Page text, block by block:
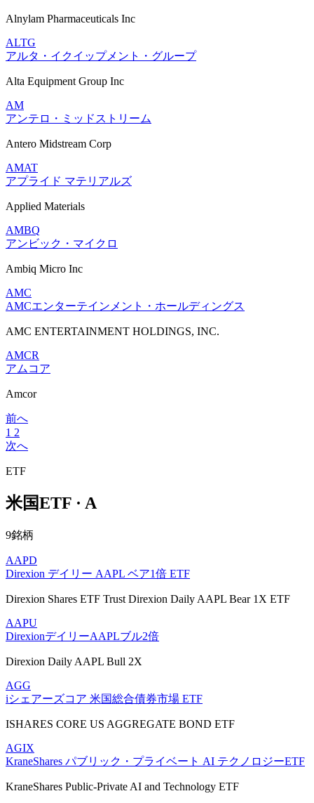
Alnylam Pharmaceuticals Inc
ALTG
アルタ・イクイップメント・グループ
Alta Equipment Group Inc
AM
アンテロ・ミッドストリーム
Antero Midstream Corp
AMAT
アプライド マテリアルズ
Applied Materials
AMBQ
アンビック・マイクロ
Ambiq Micro Inc
AMC
AMCエンターテインメント・ホールディングス
AMC ENTERTAINMENT HOLDINGS, INC.
AMCR
アムコア
Amcor
前へ
1 2
次へ
ETF
米国ETF · A
9銘柄
AAPD
Direxion デイリー AAPL ベア1倍 ETF
Direxion Shares ETF Trust Direxion Daily AAPL Bear 1X ETF
AAPU
DirexionデイリーAAPLブル2倍
Direxion Daily AAPL Bull 2X
AGG
iシェアーズコア 米国総合債券市場 ETF
ISHARES CORE US AGGREGATE BOND ETF
AGIX
KraneShares パブリック・プライベート AI テクノロジーETF
KraneShares Public-Private AI and Technology ETF